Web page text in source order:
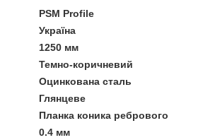
PSM Profile
Україна
1250 мм
Темно-коричневий
Оцинкована сталь
Глянцеве
Планка коника ребрового
0.4 мм